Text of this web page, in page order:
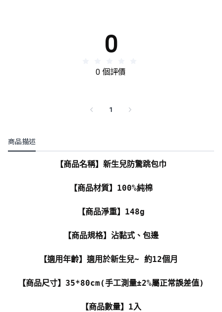
0
0 個評價
1
商品描述
【商品名稱】新生兒防驚跳包巾
【商品材質】100%純棉
【商品淨重】148g
【商品規格】沾黏式、包邊
【適用年齡】適用於新生兒~ 約12個月
【商品尺寸】35*80cm(手工測量±2%屬正常誤差值)
【商品數量】1入